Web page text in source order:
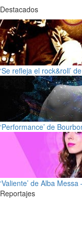
Destacados
‘Se refleja el rock&roll’
‘Performance’ de
‘Valiente’ de Alba
Reportajes